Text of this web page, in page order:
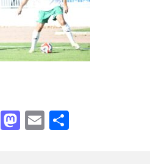
Facebook
Mastodon
Email